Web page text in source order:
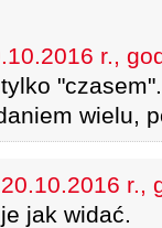
r.,
wielu,
20.10.2016 r.,
jak widać.